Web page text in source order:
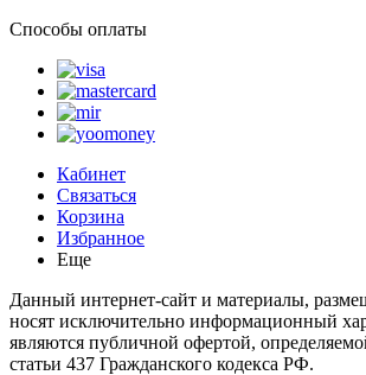
Способы оплаты
Кабинет
Связаться
Корзина
Избранное
Еще
Данный интернет-сайт и материалы,
носят исключительно информационный
являются публичной офертой,
статьи 437 Гражданского кодекса РФ.